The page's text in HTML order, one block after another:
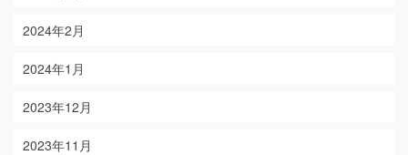
2024年2月
2024年1月
2023年12月
2023年11月